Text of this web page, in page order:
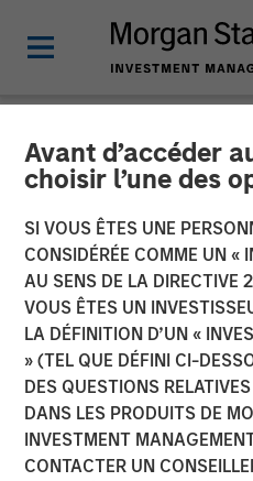
Avant d’accéder
choisir l’une des
SI VOUS ÊTES UNE
CONSIDÉRÉE COMME UN «
AU SENS DE LA DIRECTIVE
VOUS ÊTES UN
LA DÉFINITION D’UN «
» (TEL QUE DÉFINI CI-
DES QUESTIONS
DANS LES PRODUITS DE
INVESTMENT
CONTACTER UN
BIG PICTURE INSIGHTS
Video: Ten
Truths About
Intelligence
07 JUILLET 2026
Jitania Kandhari
Managing Director